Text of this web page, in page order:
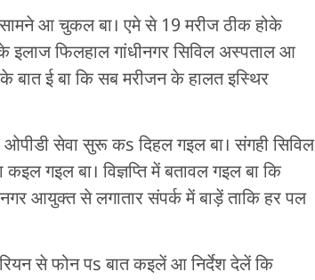
आ चुकल बा। एमे से 19 मरीज ठीक होके
इलाज फिलहाल गांधीनगर सिविल अस्पताल आ
ई बा कि सब मरीजन के हालत इस्थिर
सेवा सुरू कs दिहल गइल बा। संगही सिविल
गइल बा। विज्ञप्ति में बतावल गइल बा कि
आयुक्त से लगातार संपर्क में बाड़ें ताकि हर पल
से फोन पs बात कइलें आ निर्देश देलें कि